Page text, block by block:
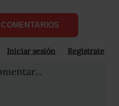
Iniciar sesión Registrate